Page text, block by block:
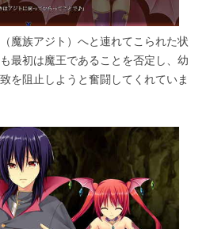
魔族アジト）へと連れてこられた状
最初は魔王であることを否定し、幼
を阻止しようと奮闘してくれていま